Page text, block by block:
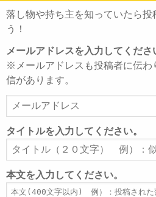
落し物や持ち主を知っていたら投
う！
メールアドレスを入力してくださ
※メールアドレスも投稿者に伝わ
信があります。
ー
ル
ア
ド
レ
ス
タイトルを入力してください。
タ
イ
ト
ル
本文を入力してください。
本